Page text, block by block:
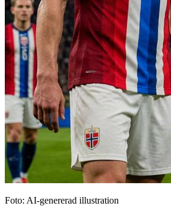
Foto: AI-genererad illustration